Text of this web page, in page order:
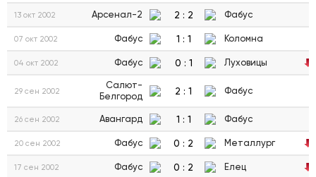
13 окт 2002 Арсенал-2 2 : 2 Фабус
07 окт 2002 Фабус 1 : 1 Коломна
04 окт 2002 Фабус 0 : 1 Луховицы
29 сен 2002
Салют-
Белгород
2 : 1 Фабус
26 сен 2002 Авангард 1 : 1 Фабус
20 сен 2002 Фабус 0 : 2 Металлург
17 сен 2002 Фабус 0 : 2 Елец